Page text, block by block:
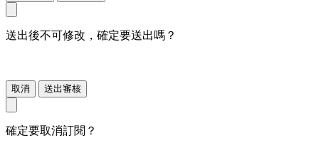
送出後不可修改，確定要送出嗎？
取消 送出審核
確定要取消訂閱？